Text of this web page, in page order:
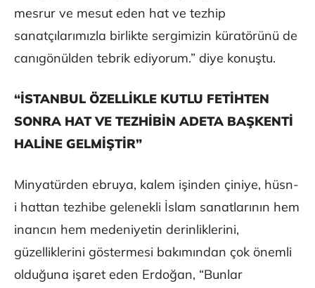
mesrur ve mesut eden hat ve tezhip
sanatçılarımızla birlikte sergimizin küratörünü de
canıgönülden tebrik ediyorum.” diye konuştu.
“İSTANBUL ÖZELLİKLE KUTLU FETİHTEN
SONRA HAT VE TEZHİBİN ADETA BAŞKENTİ
HALİNE GELMİŞTİR”
Minyatürden ebruya, kalem işinden çiniye, hüsn-
i hattan tezhibe gelenekli İslam sanatlarının hem
inancın hem medeniyetin derinliklerini,
güzelliklerini göstermesi bakımından çok önemli
olduğuna işaret eden Erdoğan, “Bunlar